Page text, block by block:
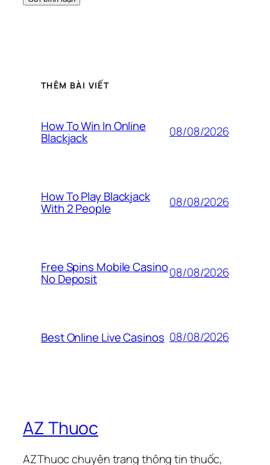
THÊM BÀI VIẾT
How To Win In Online
Blackjack 08/08/2026
How To Play Blackjack
With 2 People 08/08/2026
Free Spins Mobile Casino
No Deposit 08/08/2026
Best Online Live Casinos 08/08/2026
AZ Thuoc
AZThuoc chuyên trang thông tin thuốc,